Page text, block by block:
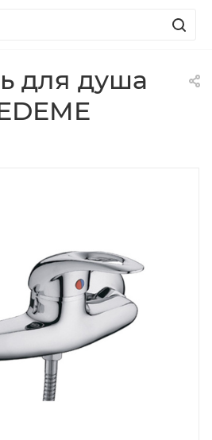
для душа